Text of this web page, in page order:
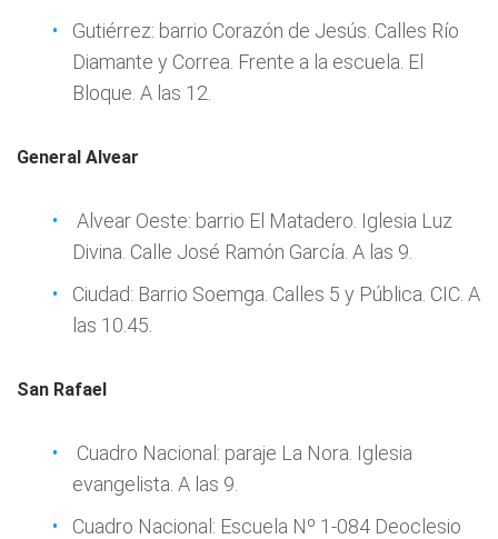
Gutiérrez: barrio Corazón de Jesús. Calles Río
Diamante y Correa. Frente a la escuela. El
Bloque. A las 12.
General Alvear
Alvear Oeste: barrio El Matadero. Iglesia Luz
Divina. Calle José Ramón García. A las 9.
Ciudad: Barrio Soemga. Calles 5 y Pública. CIC. A
las 10.45.
San Rafael
Cuadro Nacional: paraje La Nora. Iglesia
evangelista. A las 9.
Cuadro Nacional: Escuela Nº 1-084 Deoclesio